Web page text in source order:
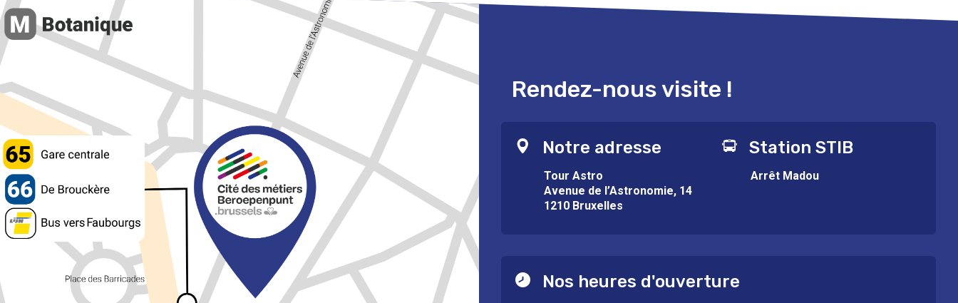
Rendez-nous visite !
Notre adresse
Tour Astro
Avenue de l’Astronomie, 14
1210 Bruxelles
Station STIB
Arrêt Madou
Nos heures d'ouverture